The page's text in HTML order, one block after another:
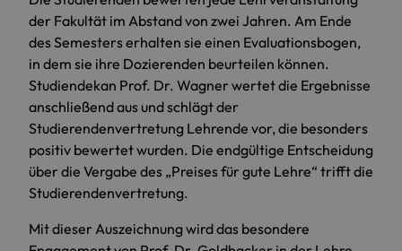
der Fakultät im Abstand von zwei Jahren. Am Ende
des Semesters erhalten sie einen Evaluationsbogen,
in dem sie ihre Dozierenden beurteilen können.
Studiendekan Prof. Dr. Wagner wertet die Ergebnisse
anschließend aus und schlägt der
Studierendenvertretung Lehrende vor, die besonders
positiv bewertet wurden. Die endgültige Entscheidung
über die Vergabe des „Preises für gute Lehre“ trifft die
Studierendenvertretung.
Mit dieser Auszeichnung wird das besondere